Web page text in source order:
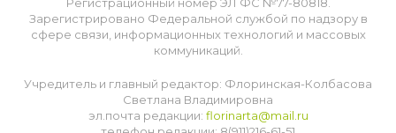
Зарегистрировано Федеральной службой по надзору в
сфере связи, информационных технологий и массовых
коммуникаций.
Учредитель и главный редактор: Флоринская-Колбасова
Светлана Владимировна
эл.почта редакции: florinarta@mail.ru